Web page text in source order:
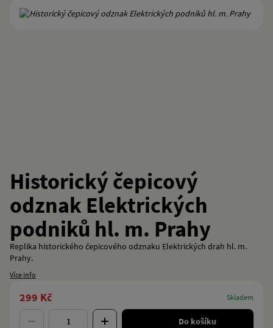
Historický čepicový
odznak Elektrických
podniků hl. m. Prahy
Replika historického čepicového odznaku Elektrických drah hl. m.
Prahy.
Více info
299 Kč Skladem
Do košíku